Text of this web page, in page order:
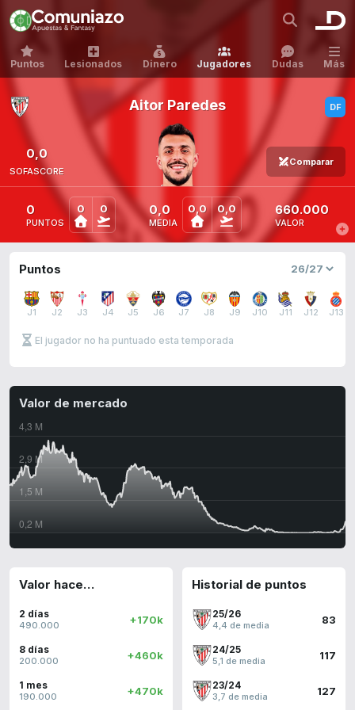
Puntos Lesionados Dinero Jugadores Dudas Más
Aitor Paredes
Comparar
0,0
SOFASCORE
0
PUNTOS
0 0 0,0
MEDIA
0,0 0,0 660.000
VALOR
Puntos
J1 J2 J3 J4 J5 J6 J7 J8 J9 J10 J11 J12 J13
El jugador no ha puntuado esta temporada
Valor de mercado
Valor hace…
2 días
490.000 +170k
8 días
200.000 +460k
1 mes
190.000 +470k
Historial de puntos
25/26
4,4 de media 83
24/25
5,1 de media 117
23/24
3,7 de media 127